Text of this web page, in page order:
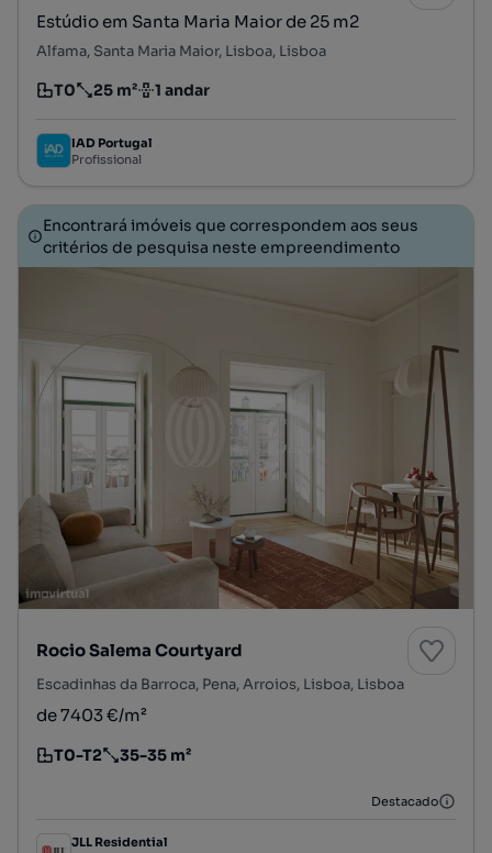
Estúdio em Santa Maria Maior de 25 m2
Alfama, Santa Maria Maior, Lisboa, Lisboa
Tipologia
T0
Preço por metro quadrado
25 m²
Andar 1 andar
IAD Portugal
Profissional
Encontrará imóveis que correspondem aos seus
critérios de pesquisa neste empreendimento
Rocio Salema Courtyard
Escadinhas da Barroca, Pena, Arroios, Lisboa, Lisboa
de 7403 €/m²
Tipologia
T0-T2
Preço por metro quadrado
35-35 m²
Destacado
JLL Residential